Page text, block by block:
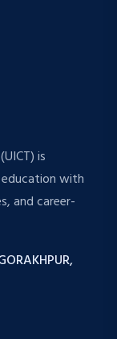
is
with
and career-